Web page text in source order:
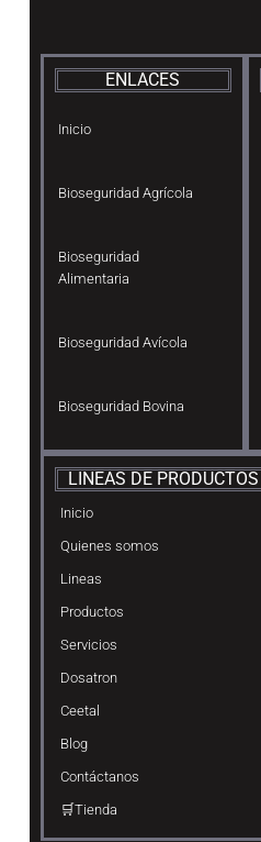
ENLACES
Inicio
Bioseguridad Agrícola
Bioseguridad
Alimentaria
Bioseguridad Avícola
Bioseguridad Bovina
LINEAS DE PRODUCTOS
Inicio
Quienes somos
Lineas
Productos
Servicios
Dosatron
Ceetal
Blog
Contáctanos
🛒Tienda